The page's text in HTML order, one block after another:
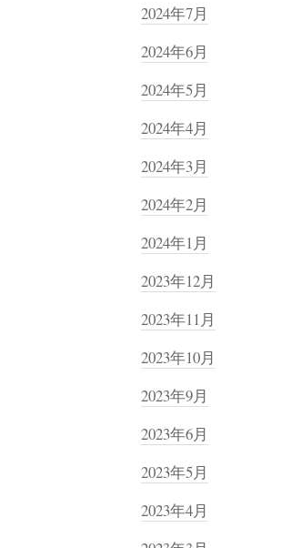
2024年7月
2024年6月
2024年5月
2024年4月
2024年3月
2024年2月
2024年1月
2023年12月
2023年11月
2023年10月
2023年9月
2023年6月
2023年5月
2023年4月